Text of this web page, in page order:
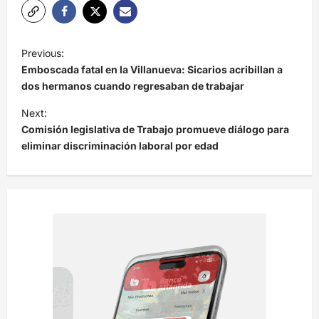
N
a
v
e
g
a
c
Previous:
Emboscada fatal en la Villanueva: Sicarios acribillan a
dos hermanos cuando regresaban de trabajar
Next:
Comisión legislativa de Trabajo promueve diálogo para
eliminar discriminación laboral por edad